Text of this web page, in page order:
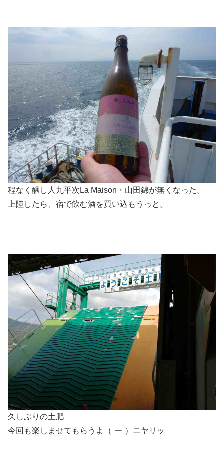
程なく醸し人九平次La Maison・山田錦が無くなった。
上陸したら、宿で飲む酒を買い込もうっと。
久しぶりの土肥
今回も楽しませてもらうよ（‾ー‾）ニヤリッ